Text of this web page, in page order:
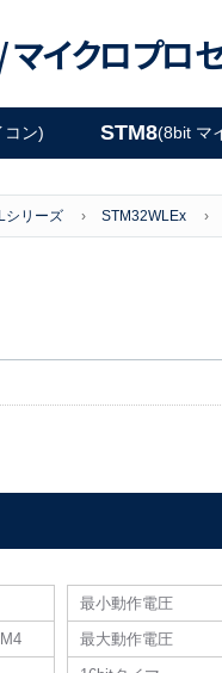
マイクロプロ
コン) STM8(8bit マ
シリーズ STM32WLEx
最小動作電圧
最大動作電圧